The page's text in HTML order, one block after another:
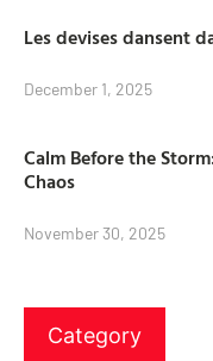
Les devises dansent
December 1, 2025
Calm Before the
Chaos
November 30, 2025
Category